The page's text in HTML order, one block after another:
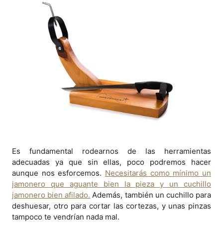
Es fundamental rodearnos de las herramientas
adecuadas ya que sin ellas, poco podremos hacer
aunque nos esforcemos. Necesitarás como mínimo un
jamonero que aguante bien la pieza y un cuchillo
jamonero bien afilado. Además, también un cuchillo para
deshuesar, otro para cortar las cortezas, y unas pinzas
tampoco te vendrían nada mal.